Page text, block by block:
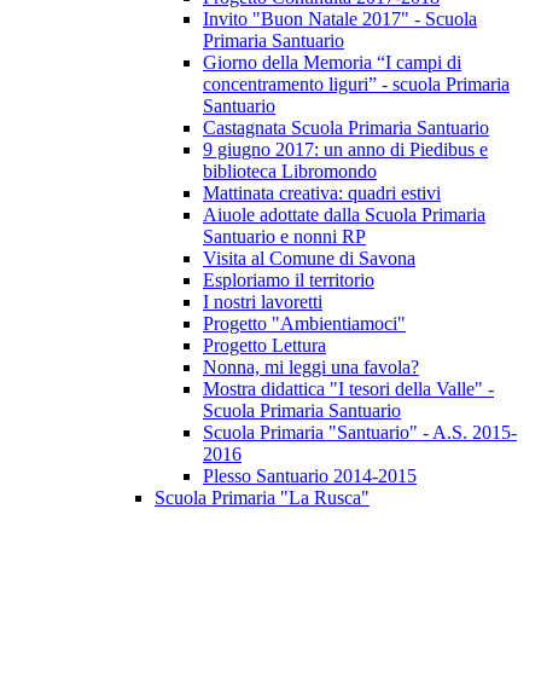
Invito "Buon Natale 2017" - Scuola
Primaria Santuario
Giorno della Memoria “I campi di
concentramento liguri” - scuola Primaria
Santuario
Castagnata Scuola Primaria Santuario
9 giugno 2017: un anno di Piedibus e
biblioteca Libromondo
Mattinata creativa: quadri estivi
Aiuole adottate dalla Scuola Primaria
Santuario e nonni RP
Visita al Comune di Savona
Esploriamo il territorio
I nostri lavoretti
Progetto "Ambientiamoci"
Progetto Lettura
Nonna, mi leggi una favola?
Mostra didattica "I tesori della Valle" -
Scuola Primaria Santuario
Scuola Primaria "Santuario" - A.S. 2015-
2016
Plesso Santuario 2014-2015
Scuola Primaria "La Rusca"